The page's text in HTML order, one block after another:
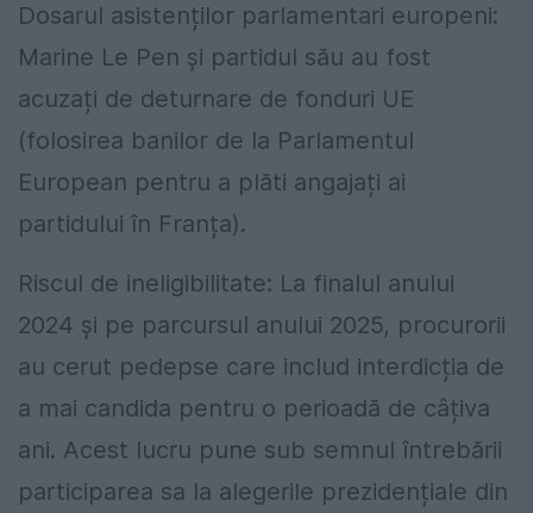
Dosarul asistenților parlamentari europeni:
Marine Le Pen și partidul său au fost
acuzați de deturnare de fonduri UE
(folosirea banilor de la Parlamentul
European pentru a plăti angajați ai
partidului în Franța).
Riscul de ineligibilitate: La finalul anului
2024 și pe parcursul anului 2025, procurorii
au cerut pedepse care includ interdicția de
a mai candida pentru o perioadă de câțiva
ani. Acest lucru pune sub semnul întrebării
participarea sa la alegerile prezidențiale din